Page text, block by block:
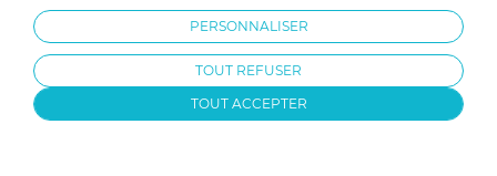
Charte qualité
PERSONNALISER
TOUT REFUSER
TOUT ACCEPTER